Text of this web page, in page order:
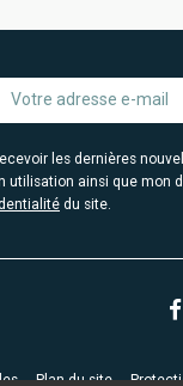
les dernières
utilisation ainsi que mon
du site.
Plan du site